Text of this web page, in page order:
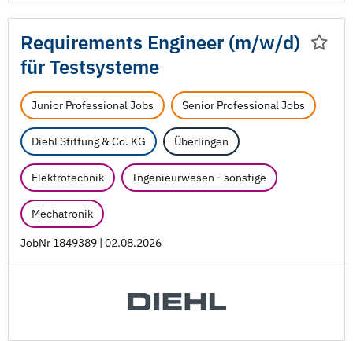
Requirements Engineer (m/w/d)
für Testsysteme
Junior Professional Jobs Senior Professional Jobs
Diehl Stiftung & Co. KG Überlingen
Elektrotechnik Ingenieurwesen - sonstige
Mechatronik
JobNr 1849389 | 02.08.2026